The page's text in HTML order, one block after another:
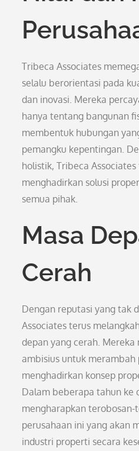
Tribeca Associates
selalu berorientasi pada
dan inovasi. Mereka
hanya tentang bangunan
membentuk hubungan
pemangku kepentingan.
holistik, Tribeca
menghadirkan solusi
semua pihak.
Masa
Cerah
Dengan reputasi yang tak
Associates terus
depan yang cerah.
ambisius untuk
menghadirkan konsep
Dalam beberapa tahun ke
mengharapkan
perusahaan ini yang akan
industri properti secara